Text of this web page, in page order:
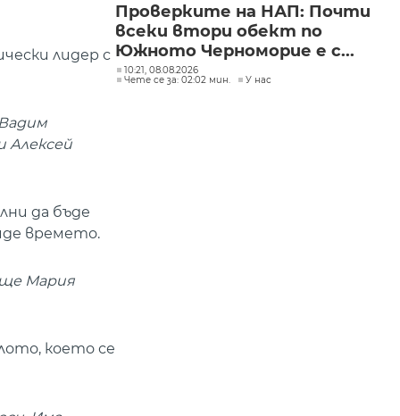
лидер с
Алексей
да бъде
времето.
Мария
което се
Проверките на НАП: Почти
всеки втори обект по
Южното Черноморие е с...
10:21, 08.08.2026
Чете се за: 02:02 мин.
У нас